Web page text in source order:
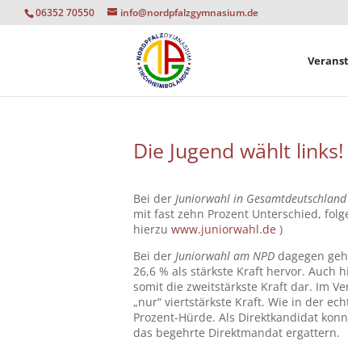
06352 70550 info@nordpfalzgymnasium.de
Die Jugend wählt links!
Bei der Juniorwahl in Gesamtdeutschland
mit fast zehn Prozent Unterschied,
hierzu www.juniorwahl.de )
Bei der Juniorwahl am NPD dagegen
26,6 % als stärkste Kraft hervor. Auch
somit die zweitstärkste Kraft dar. Im
„nur“ viertstärkste Kraft. Wie in der
Prozent-Hürde. Als Direktkandidat
das begehrte Direktmandat ergattern.